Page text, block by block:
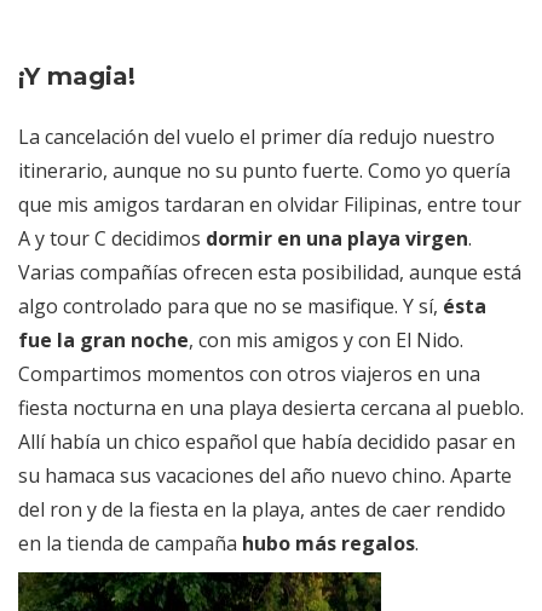
¡Y magia!
La cancelación del vuelo el primer día redujo nuestro
itinerario, aunque no su punto fuerte. Como yo quería
que mis amigos tardaran en olvidar Filipinas, entre tour
A y tour C decidimos dormir en una playa virgen.
Varias compañías ofrecen esta posibilidad, aunque está
algo controlado para que no se masifique. Y sí, ésta
fue la gran noche, con mis amigos y con El Nido.
Compartimos momentos con otros viajeros en una
fiesta nocturna en una playa desierta cercana al pueblo.
Allí había un chico español que había decidido pasar en
su hamaca sus vacaciones del año nuevo chino. Aparte
del ron y de la fiesta en la playa, antes de caer rendido
en la tienda de campaña hubo más regalos.